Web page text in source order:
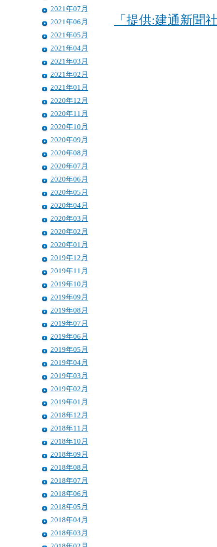
2021年07月
2021年06月
2021年05月
2021年04月
2021年03月
2021年02月
2021年01月
2020年12月
2020年11月
2020年10月
2020年09月
2020年08月
2020年07月
2020年06月
2020年05月
2020年04月
2020年03月
2020年02月
2020年01月
2019年12月
2019年11月
2019年10月
2019年09月
2019年08月
2019年07月
2019年06月
2019年05月
2019年04月
2019年03月
2019年02月
2019年01月
2018年12月
2018年11月
2018年10月
2018年09月
2018年08月
2018年07月
2018年06月
2018年05月
2018年04月
2018年03月
「提供:建通新聞